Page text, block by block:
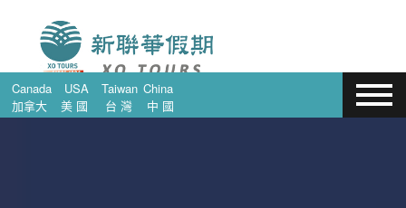
Canada
加拿大
USA
美 國
Taiwan
台 灣
China
中 國